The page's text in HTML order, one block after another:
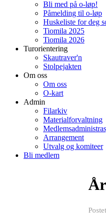
Bli med på o-løp!
Påmelding til o-løp
Huskeliste for deg
Tiomila 2025
Tiomila 2026
Turorientering
Skautraver'n
Stolpejakten
Om oss
Om oss
O-kart
Admin
Filarkiv
Materialforvaltning
Arrangement
Utvalg og komiteer
Bli medlem